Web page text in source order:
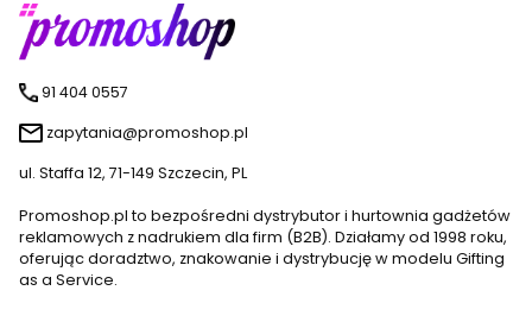
91 404 0557
zapytania@promoshop.pl
ul. Staffa 12, 71-149 Szczecin, PL
Promoshop.pl to bezpośredni dystrybutor i hurtownia gadżetów
reklamowych z nadrukiem dla firm (B2B). Działamy od 1998 roku,
oferując doradztwo, znakowanie i dystrybucję w modelu Gifting
as a Service.